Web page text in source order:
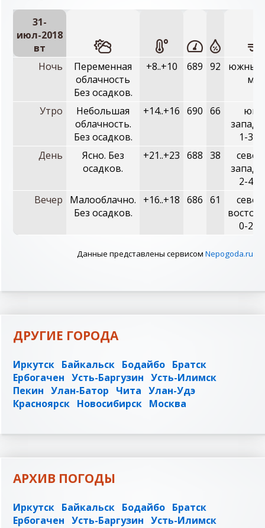
31-
июл-2018
вт
Ночь
Переменная
облачность
Без осадков.
+8..+10 689 92
южный,
м/с
Утро
Небольшая
облачность.
Без осадков.
+14..+16 690 66
юго-
1-3
День
Ясно. Без
осадков.
+21..+23 688 38
2-4
Вечер
Малооблачно.
Без осадков.
+16..+18 686 61
0-2
Данные представлены сервисом Nepogoda.ru
ДРУГИЕ ГОРОДА
Иркутск Байкальск Бодайбо Братск
Ербогачен Усть-Баргузин Усть-Илимск
Пекин Улан-Батор Чита Улан-Удэ
Красноярск Новосибирск Москва
АРХИВ ПОГОДЫ
Иркутск Байкальск Бодайбо Братск
Ербогачен Усть-Баргузин Усть-Илимск